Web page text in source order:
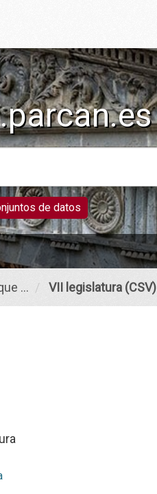
de datos
... VII legislatura (CSV)